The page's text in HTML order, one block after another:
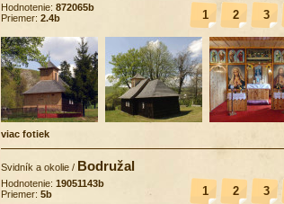
1 2 3
Hodnotenie: 872065b
Priemer: 2.4b
viac fotiek
Svidník a okolie / Bodružal
1 2 3
Hodnotenie: 19051143b
Priemer: 5b